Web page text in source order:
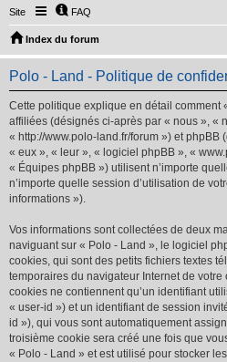
Site FAQ
Index du forum
Polo - Land - Politique de
Cette politique explique en détail comment
affiliées (désignés ci-après par « nous », «
« http://www.polo-land.fr/forum ») et phpBB
« eux », « leur », « logiciel phpBB », «
« Équipes phpBB ») utilisent n’importe
n’importe quelle session d’utilisation de
informations »).
Vos informations sont collectées de deux
naviguant sur « Polo - Land », le logiciel
cookies, qui sont des petits fichiers textes
temporaires du navigateur Internet de
cookies ne contiennent qu’un identifiant
« user-id ») et un identifiant de session
id »), qui vous sont automatiquement
troisième cookie sera créé une fois que
« Polo - Land » et est utilisé pour stocker